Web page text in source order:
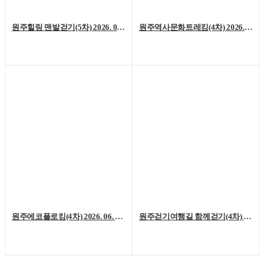
원주힐링 맨발걷기(5차) 2026. 07. 04. (토) 원주역사문화트레킹(4차) 2026. 06. 27.(토)
원주에코플로킹(4차) 2026. 06. 20. (토) 원주걷기여행길 함께걷기(4차) 2026. 6. 13.(토)